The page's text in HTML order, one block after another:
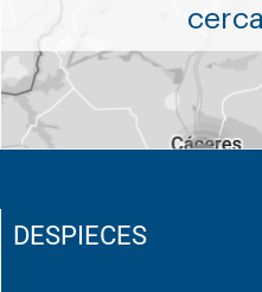
DESPIECES